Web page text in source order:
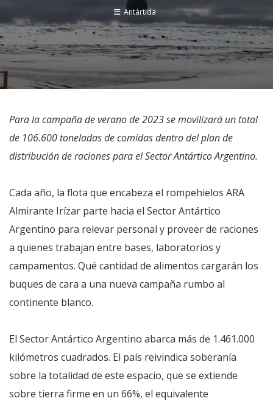
Antártida
Para la campaña de verano de 2023 se movilizará un total
de 106.600 toneladas de comidas dentro del plan de
distribución de raciones para el Sector Antártico Argentino.
Cada año, la flota que encabeza el rompehielos ARA
Almirante Irízar parte hacia el Sector Antártico
Argentino para relevar personal y proveer de raciones
a quienes trabajan entre bases, laboratorios y
campamentos. Qué cantidad de alimentos cargarán los
buques de cara a una nueva campaña rumbo al
continente blanco.
El Sector Antártico Argentino abarca más de 1.461.000
kilómetros cuadrados. El país reivindica soberanía
sobre la totalidad de este espacio, que se extiende
sobre tierra firme en un 66%, el equivalente